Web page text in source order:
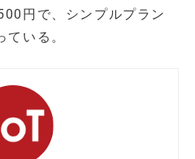
円で、シンプルプラン
いる。